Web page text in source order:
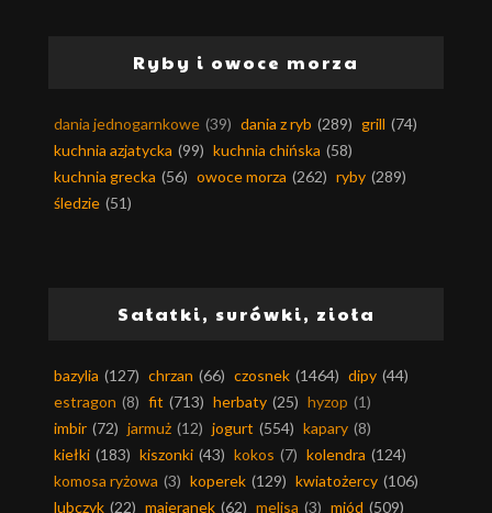
Ryby i owoce morza
dania jednogarnkowe (39) dania z ryb (289) grill (74)
kuchnia azjatycka (99) kuchnia chińska (58)
kuchnia grecka (56) owoce morza (262) ryby (289)
śledzie (51)
Sałatki, surówki, zioła
bazylia (127) chrzan (66) czosnek (1464) dipy (44)
estragon (8) fit (713) herbaty (25) hyzop (1)
imbir (72) jarmuż (12) jogurt (554) kapary (8)
kiełki (183) kiszonki (43) kokos (7) kolendra (124)
komosa ryżowa (3) koperek (129) kwiatożercy (106)
lubczyk (22) majeranek (62) melisa (3) miód (509)